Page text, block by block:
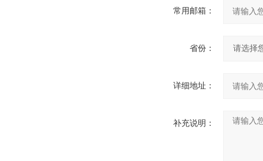
常用邮箱：
省份：
详细地址：
补充说明：